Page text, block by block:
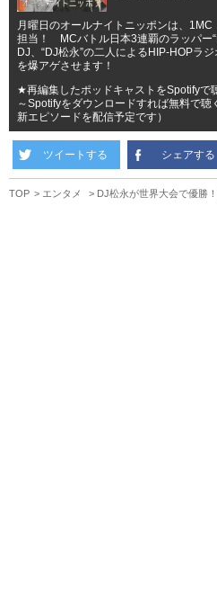
月曜日のオールナイトニッポンは、
担当！ MCバトル日本3連覇のラッパー
DJ、“DJ松永”の二人によるHIP-HOPラ
を爆アゲさせます！
★再編集したポッドキャストをSpotifyで
～Spotifyをダウンロードすれば無料で
新エピソードを配信予定です）
ツイートする シェアする
TOP エンタメ DJ松永が世界大会で優勝